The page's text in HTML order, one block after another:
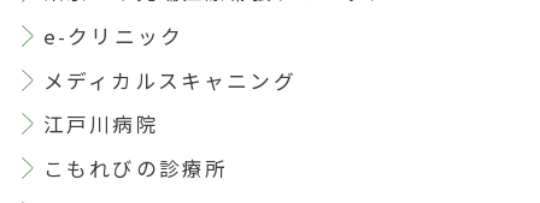
e-クリニック
メディカルスキャニング
江戸川病院
こもれびの診療所